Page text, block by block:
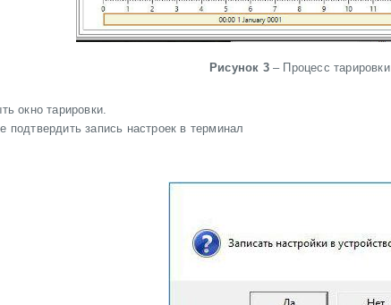
Рисунок 3– Процесс тарировки
окно тарировки.
подтвердить запись настроек в терминал